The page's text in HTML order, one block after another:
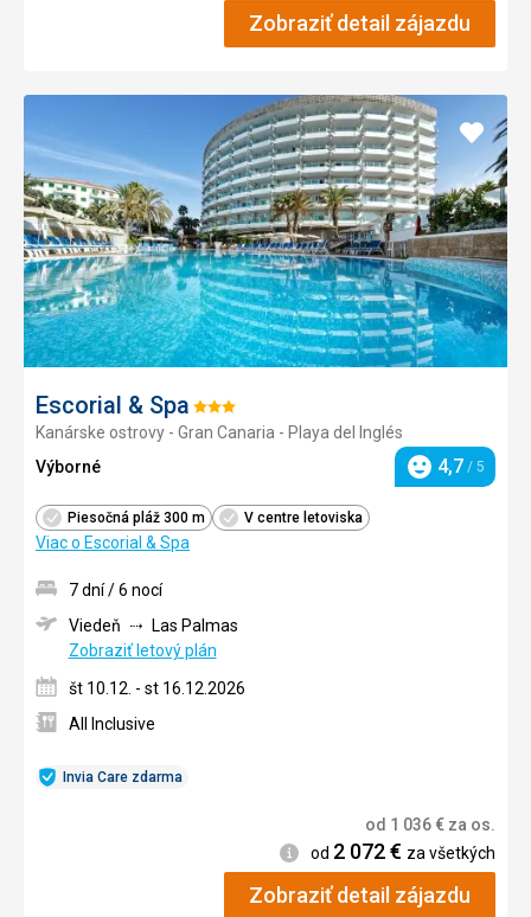
Zobraziť detail zájazdu
Escorial & Spa Hodnotenie:
3/5
Kanárske ostrovy - Gran Canaria - Playa del Inglés
Výborné
Hodnotenie
4,7 / 5
Piesočná pláž 300 m V centre letoviska
Viac o Escorial & Spa
Pridať
do
Invia Care zdarma
7 dní / 6 nocí
Viedeň
Las Palmas
Zobraziť letový plán
št 10.12. - st 16.12.2026
All Inclusive
od 1 036€ za os.
Informácie
od 2 072€ za všetkých
Zobraziť detail zájazdu